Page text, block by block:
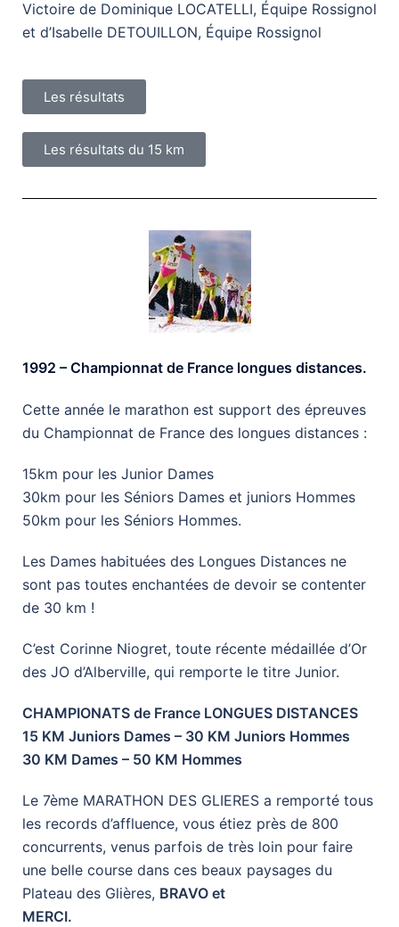
Victoire de Dominique LOCATELLI, Équipe Rossignol
et d’Isabelle DETOUILLON, Équipe Rossignol
Les résultats
Les résultats du 15 km
1992 – Championnat de France longues distances.
Cette année le marathon est support des épreuves
du Championnat de France des longues distances :
15km pour les Junior Dames
30km pour les Séniors Dames et juniors Hommes
50km pour les Séniors Hommes.
Les Dames habituées des Longues Distances ne
sont pas toutes enchantées de devoir se contenter
de 30 km !
C’est Corinne Niogret, toute récente médaillée d’Or
des JO d’Alberville, qui remporte le titre Junior.
CHAMPIONATS de France LONGUES DISTANCES
15 KM Juniors Dames – 30 KM Juniors Hommes
30 KM Dames – 50 KM Hommes
Le 7ème MARATHON DES GLIERES a remporté tous
les records d’affluence, vous étiez près de 800
concurrents, venus parfois de très loin pour faire
une belle course dans ces beaux paysages du
Plateau des Glières, BRAVO et
MERCI.